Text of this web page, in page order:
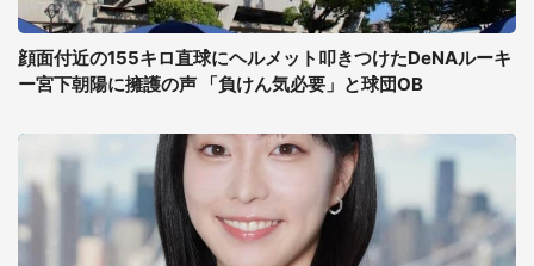
顔面付近の155キロ直球にヘルメット叩きつけたDeNAルーキ
ー宮下朝陽に擁護の声 「負けん気必要」と球団OB